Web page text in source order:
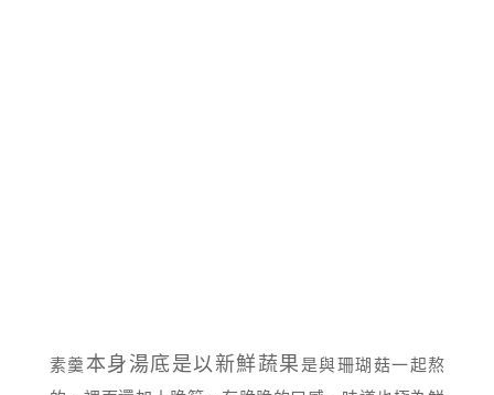
素羹 本身湯底是以新鮮蔬果 是與珊瑚菇一起熬